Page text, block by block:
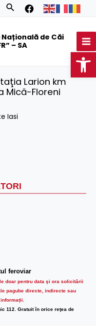
Search
de Căi
– SA
feroviar
doar pentru data şi ora solicitării
pagube directe, indirecte sau
112. Gratuit în orice reţea de
Larion km
Mică-Floreni
Iasi